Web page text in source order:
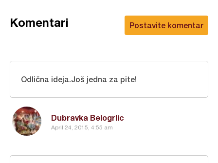
Postavite komentar
Komentari
Dubravka Belogrlic
April 24, 2015, 4:55 am
Odlična ideja.Još jedna za pite!